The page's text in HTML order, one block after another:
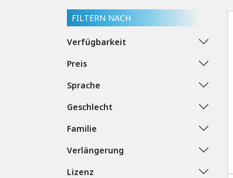
FILTERN NACH
Verfügbarkeit
Preis
Sprache
Geschlecht
Familie
Verlängerung
Lizenz